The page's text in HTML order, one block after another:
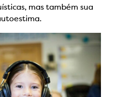
mas também sua